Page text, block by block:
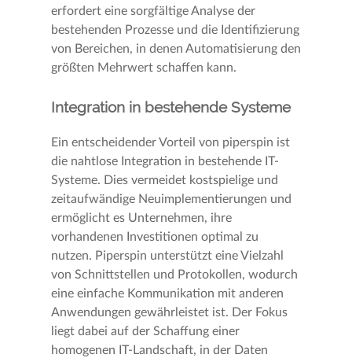
erfordert eine sorgfältige Analyse der
bestehenden Prozesse und die Identifizierung
von Bereichen, in denen Automatisierung den
größten Mehrwert schaffen kann.
Integration in bestehende Systeme
Ein entscheidender Vorteil von piperspin ist
die nahtlose Integration in bestehende IT-
Systeme. Dies vermeidet kostspielige und
zeitaufwändige Neuimplementierungen und
ermöglicht es Unternehmen, ihre
vorhandenen Investitionen optimal zu
nutzen. Piperspin unterstützt eine Vielzahl
von Schnittstellen und Protokollen, wodurch
eine einfache Kommunikation mit anderen
Anwendungen gewährleistet ist. Der Fokus
liegt dabei auf der Schaffung einer
homogenen IT-Landschaft, in der Daten